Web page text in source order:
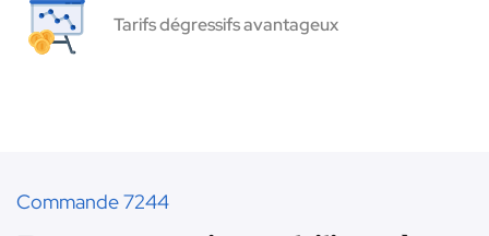
Tarifs dégressifs avantageux
Commande 7244